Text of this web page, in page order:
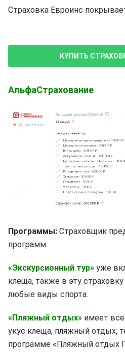
Страховка Евроинс
КУПИТЬ
АльфаСтрахование
Программы: Страховщик
программ.
«Экскурсионный тур» уже
клеща, также в эту
любые виды спорта.
«Пляжный отдых» имеет
укус клеща, пляжный отдых,
программе «Пляжный отдых